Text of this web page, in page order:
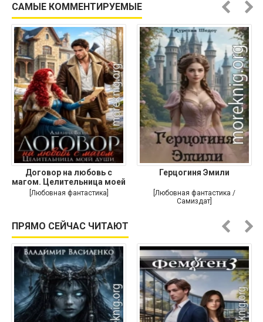
САМЫЕ КОММЕНТИРУЕМЫЕ
Договор на любовь с
магом. Целительница моей
души
[Любовная фантастика]
Герцогиня Эмили
[Любовная фантастика /
Самиздат]
ПРЯМО СЕЙЧАС ЧИТАЮТ